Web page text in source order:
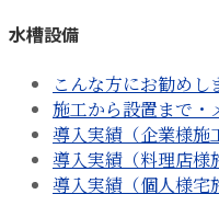
水槽設備
こんな方にお勧めし
施工から設置まで・
導入実績（企業様施
導入実績（料理店様
導入実績（個人様宅